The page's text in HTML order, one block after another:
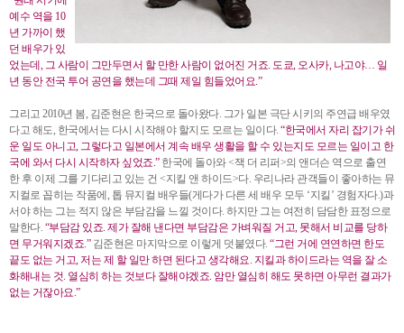
예수 역을 10
년 가까이 했
던 배우가 있
었는데, 그 사람이 그만두면서 할 만한 사람이 없어진 거죠. 도쿄, 오사카, 나고야… 일
년 동안 전국 투어 공연을 했는데 그때 제일 힘들었어요.”
그리고 2010년 봄, 김준현은 한국으로 돌아왔다. 그가 일본 극단 시키의 주연급 배우였
다고 해도, 한국에서는 다시 시작해야 할지도 모르는 일이다. “한국에서 자리 잡기가 쉬
운 일도 아니고, 그렇다고 일본에서 계속 배우 생활을 할 수 있는지도 모르는 일이고 한
국에 와서 다시 시작하자 싶었죠.” 한국에 돌아와 <잭 더 리퍼>의 앤더슨 역으로 출연
한 후 이제 그를 기다리고 있는 건 <지킬 앤 하이드>다. 우리나라 관객들이 좋아하는 뮤
지컬로 꼽히는 작품에, 톱 뮤지컬 배우들(게다가 다른 세 배우 모두 ‘지킬’ 경험자다.)과
서야 하는 그는 적지 않은 부담감을 느낄 것이다. 하지만 그는 여전히 담담한 표정으로
말한다. “부담감 있죠. 제가 잘해 낸다면 부담감은 가벼워질 거고, 못해서 비교를 당하
면 무거워지겠죠.” 김준현은 마지막으로 이렇게 덧붙였다. “그런 거에 연연하면 한도
끝도 없는 거고, 저는 제 할 일만 하면 된다고 생각해요. 지킬과 하이드라는 역을 잘 소
화해내는 것. 열심히 하는 것보다 잘해야겠죠. 암만 열심히 해도 못하면 아무런 결과가
없는 거잖아요.”